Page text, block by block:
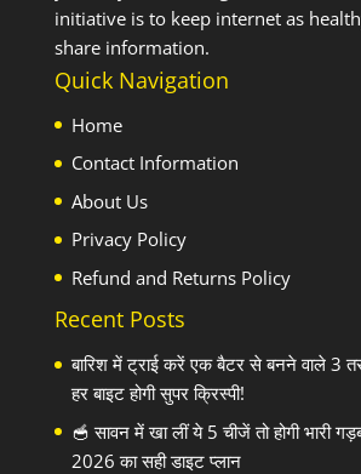
initiative is to keep internet as
share information.
Quick Navigation
Home
Contact Information
About Us
Privacy Policy
Refund and Returns Policy
Recent Posts
बारिश में ट्राई करें एक बैटर से बनने वाले 3
हर बाइट होगी सुपर क्रिस्पी!
🥣 सावन में खा लीं ये 5 चीजें तो होगी भारी
2026 का सही डाइट प्लान